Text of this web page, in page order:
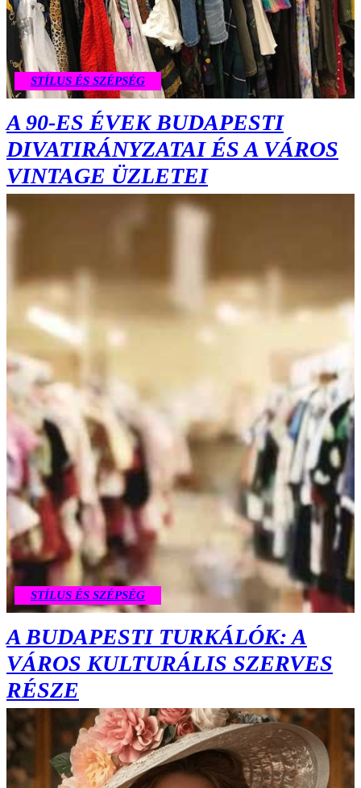
STÍLUS ÉS SZÉPSÉG
A 90-ES ÉVEK BUDAPESTI
DIVATIRÁNYZATAI ÉS A VÁROS
VINTAGE ÜZLETEI
STÍLUS ÉS SZÉPSÉG
A BUDAPESTI TURKÁLÓK: A
VÁROS KULTURÁLIS SZERVES
RÉSZE